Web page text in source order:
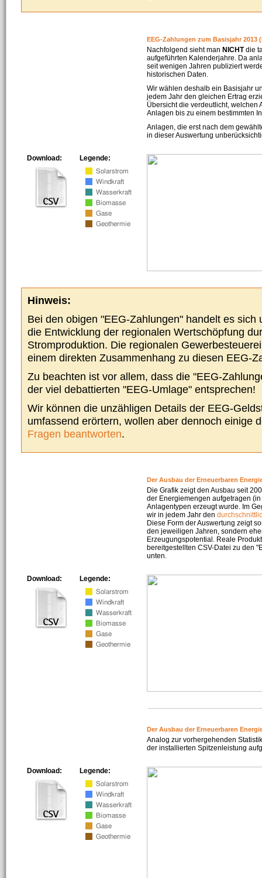
EEG-Zahlungen zum Basisjahr 2013
Nachfolgend sieht man NICHTdie
aufgeführten Kalenderjahre. Da
seit wenigen Jahren publiziert
historischen Daten.
Wir wählen deshalb ein Basisjahr
jedem Jahr den gleichen Ertrag
Übersicht die verdeutlicht, welchen
Anlagen bis zu einem bestimmten
Anlagen, die erst nach dem
in dieser Auswertung
Legende:
Download:
Hinweis:
Bei den obigen "EEG-Zahlungen" handelt es sich
die Entwicklung der regionalen Wertschöpfung
Stromproduktion. Die regionalen
einem direkten Zusammenhang zu diesen EEG-
Zu beachten ist vor allem, dass die "EEG-
der viel debattierten "EEG-Umlage" entsprechen!
Wir können die unzähligen Details der EEG-
umfassend erörtern, wollen aber dennoch einige
Fragen beantworten.
Der Ausbau der Erneuerbaren
Die Grafik zeigt den Ausbau seit
der Energiemengen aufgetragen
Anlagentypen erzeugt wurde. Im
wir in jedem Jahr den
Diese Form der Auswertung zeigt
den jeweiligen Jahren, sondern
Erzeugungspotential. Reale
bereitgestellten CSV-Datei zu den
unten.
Legende:
Download:
Der Ausbau der Erneuerbaren
Analog zur vorhergehenden
der installierten Spitzenleistung
Legende:
Download: